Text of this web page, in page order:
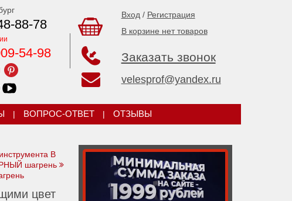
88-78
54-98
Вход / Регистрация
В корзине нет товаров
Заказать звонок
velesprof@yandex.ru
| ВОПРОС-ОТВЕТ | ОТЗЫВЫ
В
шагрень
цвет